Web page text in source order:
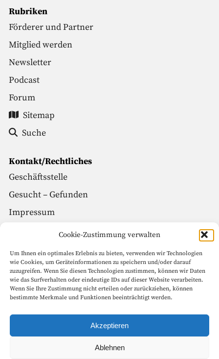
Cookie-Zustimmung verwalten
Um Ihnen ein optimales Erlebnis zu bieten, verwenden wir Technologien
wie Cookies, um Geräteinformationen zu speichern und/oder darauf
zuzugreifen. Wenn Sie diesen Technologien zustimmen, können wir Daten
wie das Surfverhalten oder eindeutige IDs auf dieser Website verarbeiten.
Wenn Sie Ihre Zustimmung nicht erteilen oder zurückziehen, können
bestimmte Merkmale und Funktionen beeinträchtigt werden.
Akzeptieren
Ablehnen
Rubriken
Förderer und Partner
Mitglied werden
Newsletter
Podcast
Forum
Sitemap
Suche
Kontakt/Rechtliches
Geschäftsstelle
Gesucht – Gefunden
Impressum
Social Media
Facebook
Instagram
Seitenanfang